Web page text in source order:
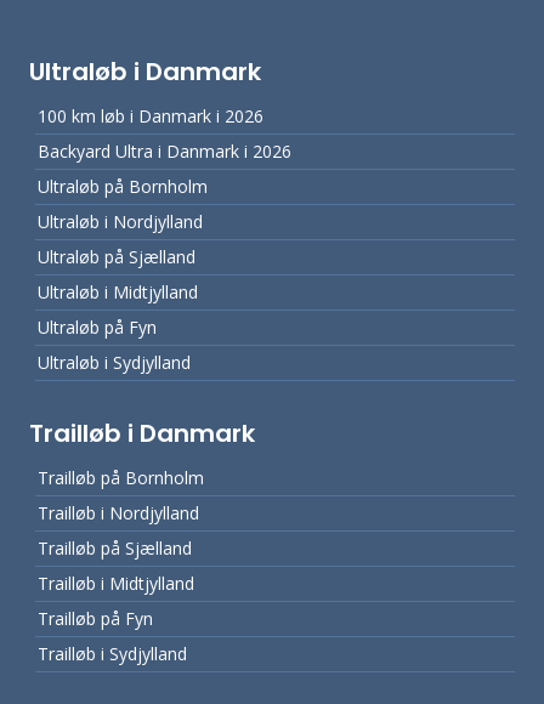
Ultraløb i Danmark
100 km løb i Danmark i 2026
Backyard Ultra i Danmark i 2026
Ultraløb på Bornholm
Ultraløb i Nordjylland
Ultraløb på Sjælland
Ultraløb i Midtjylland
Ultraløb på Fyn
Ultraløb i Sydjylland
Trailløb i Danmark
Trailløb på Bornholm
Trailløb i Nordjylland
Trailløb på Sjælland
Trailløb i Midtjylland
Trailløb på Fyn
Trailløb i Sydjylland